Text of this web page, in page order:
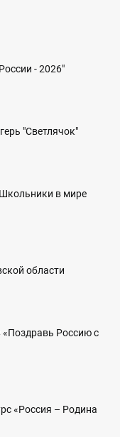
- 2026"
"Светлячок"
в мире
области
Россию с
«Россия – Родина